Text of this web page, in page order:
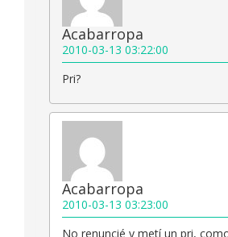
Acabarropa
2010-03-13 03:22:00
Pri?
Acabarropa
2010-03-13 03:23:00
No renuncié y metí un pri,